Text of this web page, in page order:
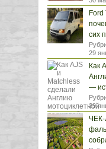
Ford
сих
29
Как
—
29
ЧЕК-